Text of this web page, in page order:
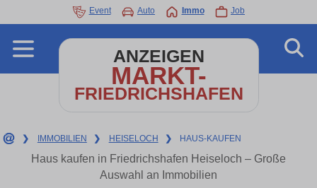
Event Auto Immo Job
ANZEIGEN
MARKT-
FRIEDRICHSHAFEN
❯ IMMOBILIEN ❯ HEISELOCH ❯ HAUS-KAUFEN
Haus kaufen in Friedrichshafen Heiseloch – Große
Auswahl an Immobilien